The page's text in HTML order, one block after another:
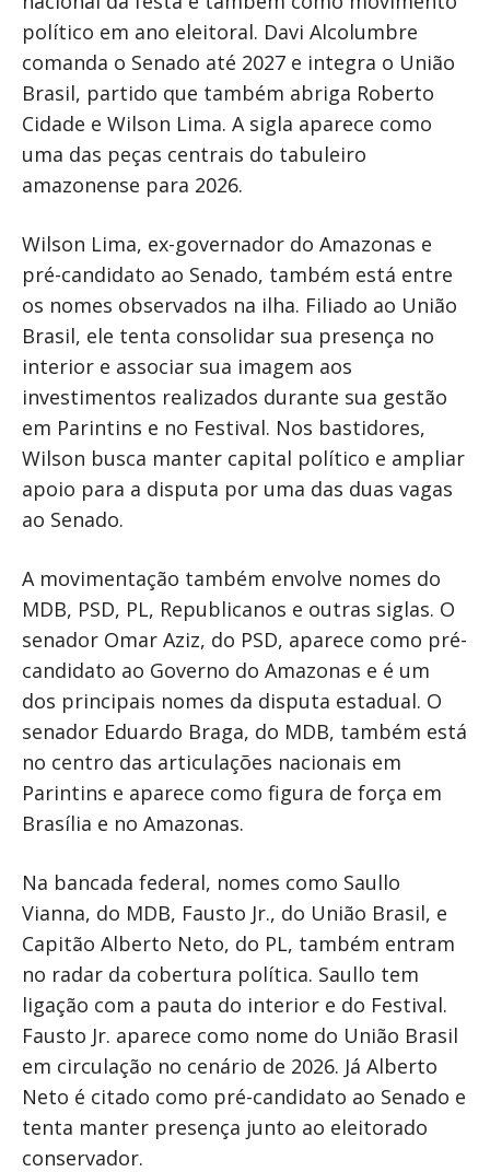
político em ano eleitoral. Davi Alcolumbre
comanda o Senado até 2027 e integra o União
Brasil, partido que também abriga Roberto
Cidade e Wilson Lima. A sigla aparece como
uma das peças centrais do tabuleiro
amazonense para 2026.
Wilson Lima, ex-governador do Amazonas e
pré-candidato ao Senado, também está entre
os nomes observados na ilha. Filiado ao União
Brasil, ele tenta consolidar sua presença no
interior e associar sua imagem aos
investimentos realizados durante sua gestão
em Parintins e no Festival. Nos bastidores,
Wilson busca manter capital político e ampliar
apoio para a disputa por uma das duas vagas
ao Senado.
A movimentação também envolve nomes do
MDB, PSD, PL, Republicanos e outras siglas. O
senador Omar Aziz, do PSD, aparece como pré-
candidato ao Governo do Amazonas e é um
dos principais nomes da disputa estadual. O
senador Eduardo Braga, do MDB, também está
no centro das articulações nacionais em
Parintins e aparece como figura de força em
Brasília e no Amazonas.
Na bancada federal, nomes como Saullo
Vianna, do MDB, Fausto Jr., do União Brasil, e
Capitão Alberto Neto, do PL, também entram
no radar da cobertura política. Saullo tem
ligação com a pauta do interior e do Festival.
Fausto Jr. aparece como nome do União Brasil
em circulação no cenário de 2026. Já Alberto
Neto é citado como pré-candidato ao Senado e
tenta manter presença junto ao eleitorado
conservador.